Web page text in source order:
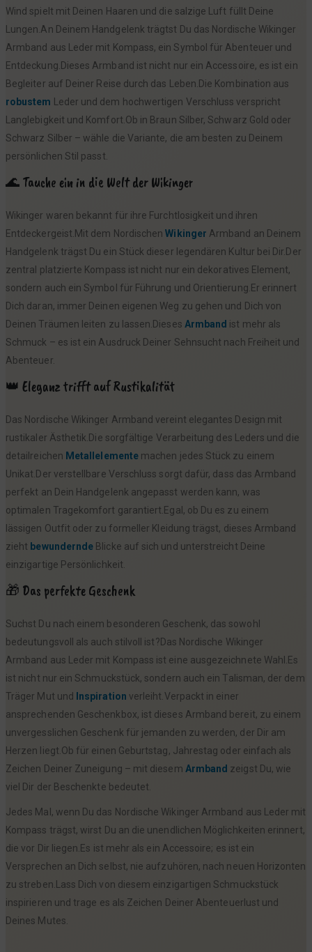
Wind spielt mit Deinen Haaren und die salzige Luft füllt Deine
Lungen.An Deinem Handgelenk trägtst Du das Nordische Wikinger
Armband aus Leder mit Kompass, ein Symbol für Abenteuer und
Entdeckung.Dieses Armband ist nicht nur ein Accessoire, es ist ein
Begleiter auf Deiner Reise durch das Leben.Die Kombination aus
robustem Leder und dem hochwertigen Verschluss verspricht
Langlebigkeit und Komfort.Ob in Braun Silber, Schwarz Gold oder
Schwarz Silber – wähle die Variante, die am besten zu Deinem
persönlichen Stil passt.
🌊 Tauche ein in die Welt der Wikinger
Wikinger waren bekannt für ihre Furchtlosigkeit und ihren
Entdeckergeist.Mit dem NordischenWikinger Armband an Deinem
Handgelenk trägst Du ein Stück dieser legendären Kultur bei Dir.Der
zentral platzierte Kompass ist nicht nur ein dekoratives Element,
sondern auch ein Symbol für Führung und Orientierung.Er erinnert
Dich daran, immer Deinen eigenen Weg zu gehen und Dich von
Deinen Träumen leiten zu lassen.Dieses Armband ist mehr als
Schmuck – es ist ein Ausdruck Deiner Sehnsucht nach Freiheit und
Abenteuer.
👑 Eleganz trifft auf Rustikalität
Das Nordische Wikinger Armband vereint elegantes Design mit
rustikaler Ästhetik.Die sorgfältige Verarbeitung des Leders und die
detailreichen Metallelementemachen jedes Stück zu einem
Unikat.Der verstellbare Verschluss sorgt dafür, dass das Armband
perfekt an Dein Handgelenk angepasst werden kann, was
optimalen Tragekomfort garantiert.Egal, ob Du es zu einem
lässigen Outfit oder zu formeller Kleidung trägst, dieses Armband
zieht bewundernde Blicke auf sich und unterstreicht Deine
einzigartige Persönlichkeit.
🎁 Das perfekte Geschenk
Suchst Du nach einem besonderen Geschenk, das sowohl
bedeutungsvoll als auch stilvoll ist?Das Nordische Wikinger
Armband aus Leder mit Kompass ist eine ausgezeichnete Wahl.Es
ist nicht nur ein Schmuckstück, sondern auch ein Talisman, der dem
Träger Mut und
Inspiration verleiht.Verpackt in einer
ansprechenden Geschenkbox, ist dieses Armband bereit, zu einem
unvergesslichen Geschenk für jemanden zu werden, der Dir am
Herzen liegt.Ob für einen Geburtstag, Jahrestag oder einfach als
Zeichen Deiner Zuneigung – mit diesem Armband zeigst Du, wie
viel Dir der Beschenkte bedeutet.
Jedes Mal, wenn Du das Nordische Wikinger Armband aus Leder mit
Kompass trägst, wirst Du an die unendlichen Möglichkeiten erinnert,
die vor Dir liegen.Es ist mehr als ein Accessoire; es ist ein
Versprechen an Dich selbst, nie aufzuhören, nach neuen Horizonten
zu streben.Lass Dich von diesem einzigartigen Schmuckstück
inspirieren und trage es als Zeichen Deiner Abenteuerlust und
Deines Mutes.